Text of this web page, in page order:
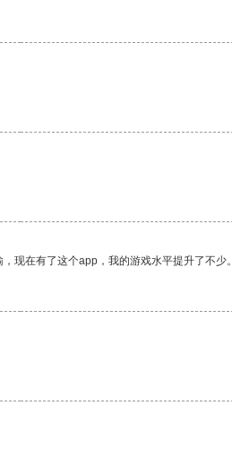
现在有了这个app，我的游戏水平提升了不少。